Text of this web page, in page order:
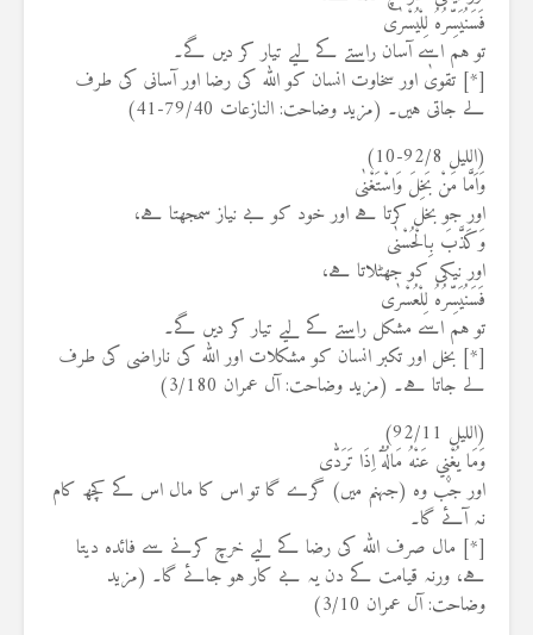
فَسَنُيَسِّرُهُ لِلْيُسْرٰى
تو ہم اسے آسان راستے کے لیے تیار کر دیں گے۔
[*] تقویٰ اور سخاوت انسان کو اللہ کی رضا اور آسانی کی طرف
لے جاتی ہیں۔ (مزید وضاحت: النازعات 79/40-41)
(اللیل 92/8-10)
وَاَمَّا مَنْ بَخِلَ وَاسْتَغْنٰى
اور جو بخل کرتا ہے اور خود کو بے نیاز سمجھتا ہے،
وَكَذَّبَ بِالْحُسْنٰى
اور نیکی کو جھٹلاتا ہے،
فَسَنُيَسِّرُهُ لِلْعُسْرٰى
تو ہم اسے مشکل راستے کے لیے تیار کر دیں گے۔
[*] بخل اور تکبر انسان کو مشکلات اور اللہ کی ناراضی کی طرف
لے جاتا ہے۔ (مزید وضاحت: آل عمران 3/180)
(اللیل 92/11)
وَمَا يُغْن۪ي عَنْهُ مَالُهُٓ اِذَا تَرَدّٰى
اور جب وہ (جہنم میں) گرے گا تو اس کا مال اس کے کچھ کام
نہ آئے گا۔
[*] مال صرف اللہ کی رضا کے لیے خرچ کرنے سے فائدہ دیتا
ہے، ورنہ قیامت کے دن یہ بے کار ہو جائے گا۔ (مزید
وضاحت: آل عمران 3/10)